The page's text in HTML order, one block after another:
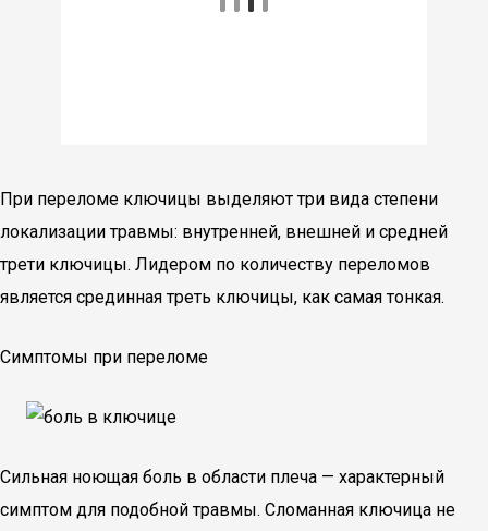
При переломе ключицы выделяют три вида степени
локализации травмы: внутренней, внешней и средней
трети ключицы. Лидером по количеству переломов
является срединная треть ключицы, как самая тонкая.
Симптомы при переломе
Сильная ноющая боль в области плеча — характерный
симптом для подобной травмы. Сломанная ключица не